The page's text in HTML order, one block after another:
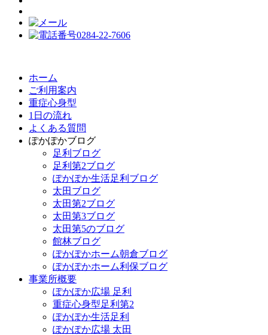
ホーム
ご利用案内
重症心身型
1日の流れ
よくある質問
ぽかぽかブログ
足利ブログ
足利第2ブログ
ぽかぽか生活足利ブログ
太田ブログ
太田第2ブログ
太田第3ブログ
太田第5のブログ
館林ブログ
ぽかぽかホーム朝倉ブログ
ぽかぽかホーム利保ブログ
事業所概要
ぽかぽか広場 足利
重症心身型足利第2
ぽかぽか生活足利
ぽかぽか広場 太田